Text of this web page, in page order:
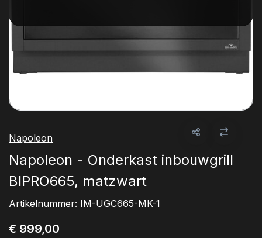
Napoleon
Napoleon - Onderkast inbouwgrill
BIPRO665, matzwart
Artikelnummer: IM-UGC665-MK-1
€ 999,00